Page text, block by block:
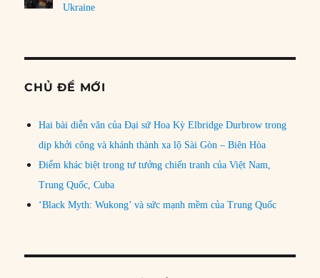
Ukraine
CHỦ ĐỀ MỚI
Hai bài diễn văn của Đại sứ Hoa Kỳ Elbridge Durbrow trong
dịp khởi công và khánh thành xa lộ Sài Gòn – Biên Hòa
Điểm khác biệt trong tư tưởng chiến tranh của Việt Nam,
Trung Quốc, Cuba
‘Black Myth: Wukong’ và sức mạnh mềm của Trung Quốc